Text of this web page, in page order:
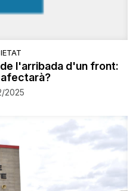
l'arribada d'un front:
2025